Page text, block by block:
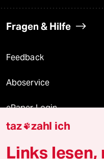
Fragen & Hilfe
Feedback
Aboservice
ePaper Login
Downloads für
taz zahl ich
Links lesen,